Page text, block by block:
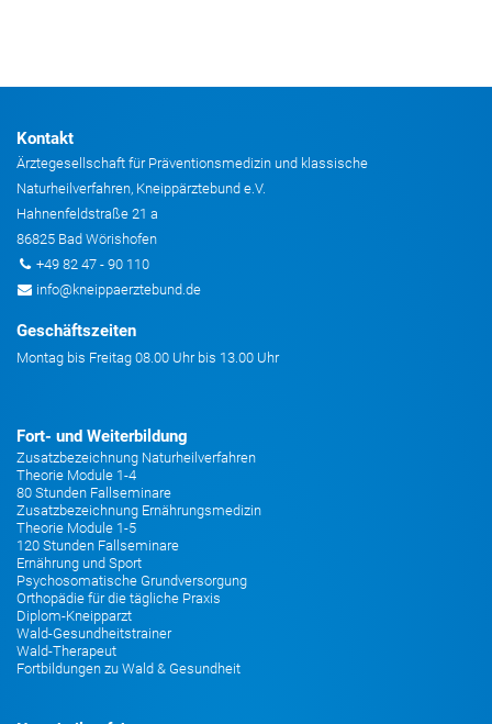
Kontakt
Ärztegesellschaft für Präventionsmedizin und klassische
Naturheilverfahren, Kneippärztebund e.V.
Hahnenfeldstraße 21 a
86825 Bad Wörishofen
+49 82 47 - 90 110
info@kneippaerztebund.de
Geschäftszeiten
Montag bis Freitag 08.00 Uhr bis 13.00 Uhr
Fort- und Weiterbildung
Zusatzbezeichnung Naturheilverfahren
Theorie Module 1-4
80 Stunden Fallseminare
Zusatzbezeichnung Ernährungsmedizin
Theorie Module 1-5
120 Stunden Fallseminare
Ernährung und Sport
Psychosomatische Grundversorgung
Orthopädie für die tägliche Praxis
Diplom-Kneipparzt
Wald-Gesundheitstrainer
Wald-Therapeut
Fortbildungen zu Wald & Gesundheit